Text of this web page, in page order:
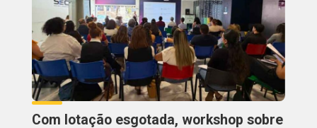
Com lotação esgotada, workshop sobre